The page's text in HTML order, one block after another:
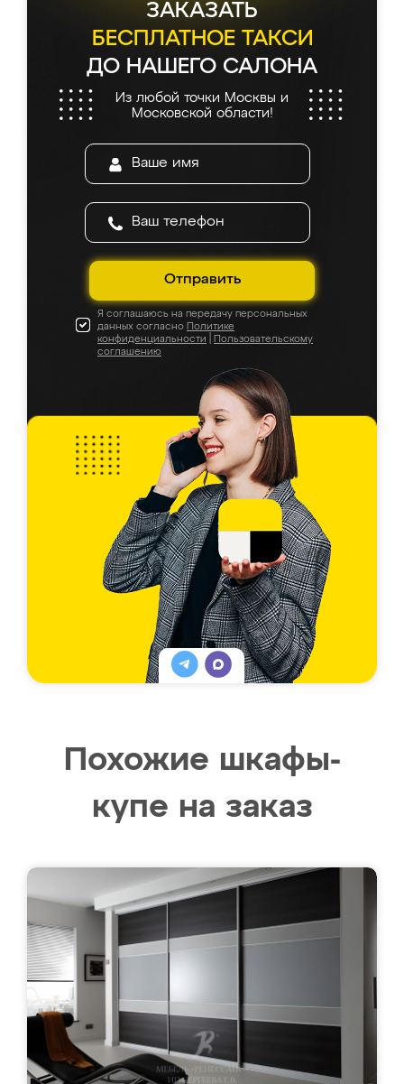
ЗАКАЗАТЬ
БЕСПЛАТНОЕ ТАКСИ
ДО НАШЕГО САЛОНА
Из любой точки Москвы и
Московской области!
Отправить
Я соглашаюсь на передачу персональных
данных согласно Политике
конфиденциальности
Пользовательскому
соглашению
Похожие шкафы-
купе на заказ